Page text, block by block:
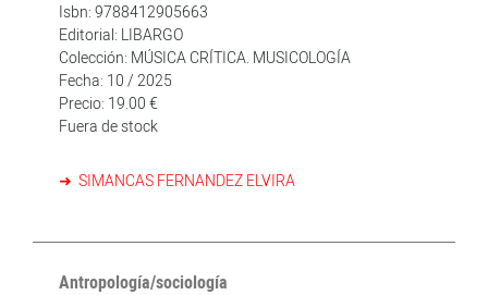
Isbn: 9788412905663
Editorial: LIBARGO
Colección: MÚSICA CRÍTICA. MUSICOLOGÍA
Fecha: 10 / 2025
Precio: 19.00 €
Fuera de stock
SIMANCAS FERNANDEZ ELVIRA
Antropología/sociología